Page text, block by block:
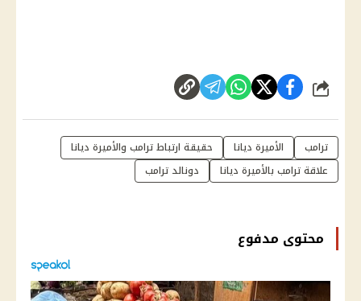
شارك
ترامب الأميرة ديانا
حقيقة ارتباط ترامب والأميرة ديانا
علاقة ترامب بالأميرة ديانا
دونالد ترامب
محتوى مدفوع